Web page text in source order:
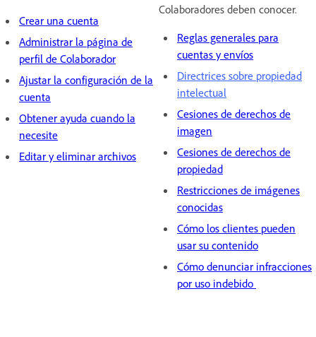
Crear una cuenta
Administrar la página de
perfil de Colaborador
Ajustar la configuración de la
cuenta
Obtener ayuda cuando la
necesite
Editar y eliminar archivos
Colaboradores deben conocer.
Reglas generales para
cuentas y envíos
Directrices sobre propiedad
intelectual
Cesiones de derechos de
imagen
Cesiones de derechos de
propiedad
Restricciones de imágenes
conocidas
Cómo los clientes pueden
usar su contenido
Cómo denunciar infracciones
por uso indebido